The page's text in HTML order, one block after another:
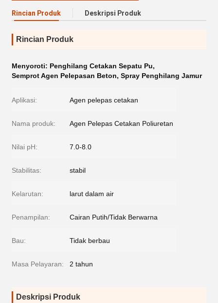
Rincian Produk Deskripsi Produk
Rincian Produk
Menyoroti: Penghilang Cetakan Sepatu Pu,
Semprot Agen Pelepasan Beton, Spray Penghilang Jamur
Aplikasi: Agen pelepas cetakan
Nama produk: Agen Pelepas Cetakan Poliuretan
Nilai pH: 7.0-8.0
Stabilitas: stabil
Kelarutan: larut dalam air
Penampilan: Cairan Putih/Tidak Berwarna
Bau: Tidak berbau
Masa Pelayaran: 2 tahun
Deskripsi Produk